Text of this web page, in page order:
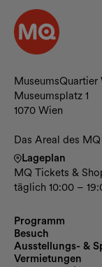
Kontakt
MuseumsQuartier
Museumsplatz 1
1070 Wien
Das Areal des
Lageplan
MQ Tickets &
täglich 10:00 –
Programm
Besuch
Ausstellungs- &
Vermietungen